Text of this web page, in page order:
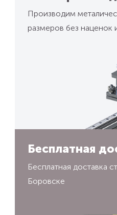
Производим
размеров без наценок
Бесплатная
Бесплатная доставка
Боровске